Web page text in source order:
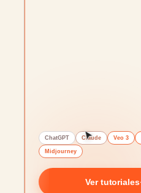
ChatGPT Claude Veo 3
Midjourney
Ver tutoriales